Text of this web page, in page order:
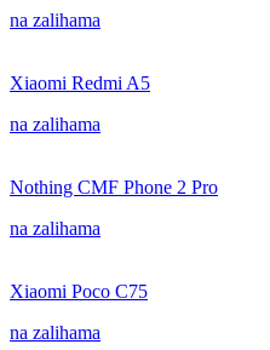
na zalihama
Xiaomi Redmi A5
na zalihama
Nothing CMF Phone 2 Pro
na zalihama
Xiaomi Poco C75
na zalihama